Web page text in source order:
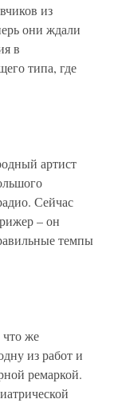
из
они ждали
в
типа, где
артист
Сейчас
– он
темпы
что же
из работ и
ремаркой.